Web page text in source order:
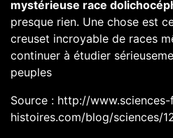
mystérieuse race
presque rien. Une chose est
creuset incroyable de races
continuer à étudier
peuples
Source : http://
histoires.com/blog/sciences/